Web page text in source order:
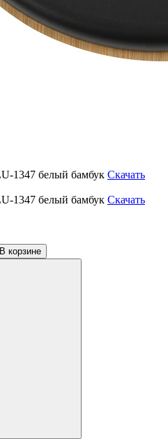
Скачать
Скачать
В корзине